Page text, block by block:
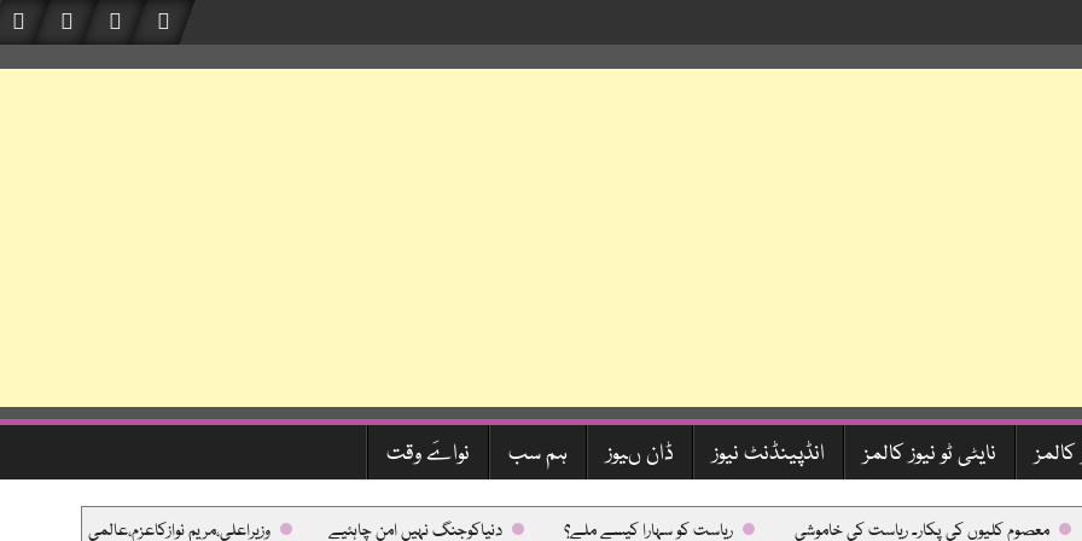
کالمز نایٹی ٹو نیوز کالمز انڈپینڈنٹ نیوز ڈان ںیوز ہم سب نواےَ وقت
معصوم کلیوں کی پکار۔ ریاست کی خاموشی ریاست کو سہارا کیسے ملے؟ دنیاکوجنگ نہیں امن چاہئیے وزیراعلی،مریم نوازکاعزم،عالمی معیارکی طبی